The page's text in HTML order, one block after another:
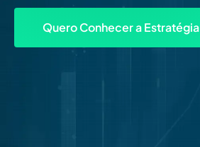
Quero Conhecer a Estratégia